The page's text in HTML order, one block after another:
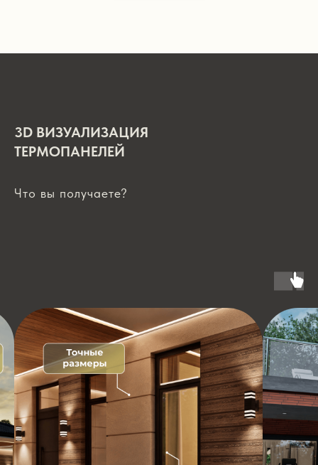
3D ВИЗУАЛИЗАЦИЯ
ТЕРМОПАНЕЛЕЙ
Что вы получаете?